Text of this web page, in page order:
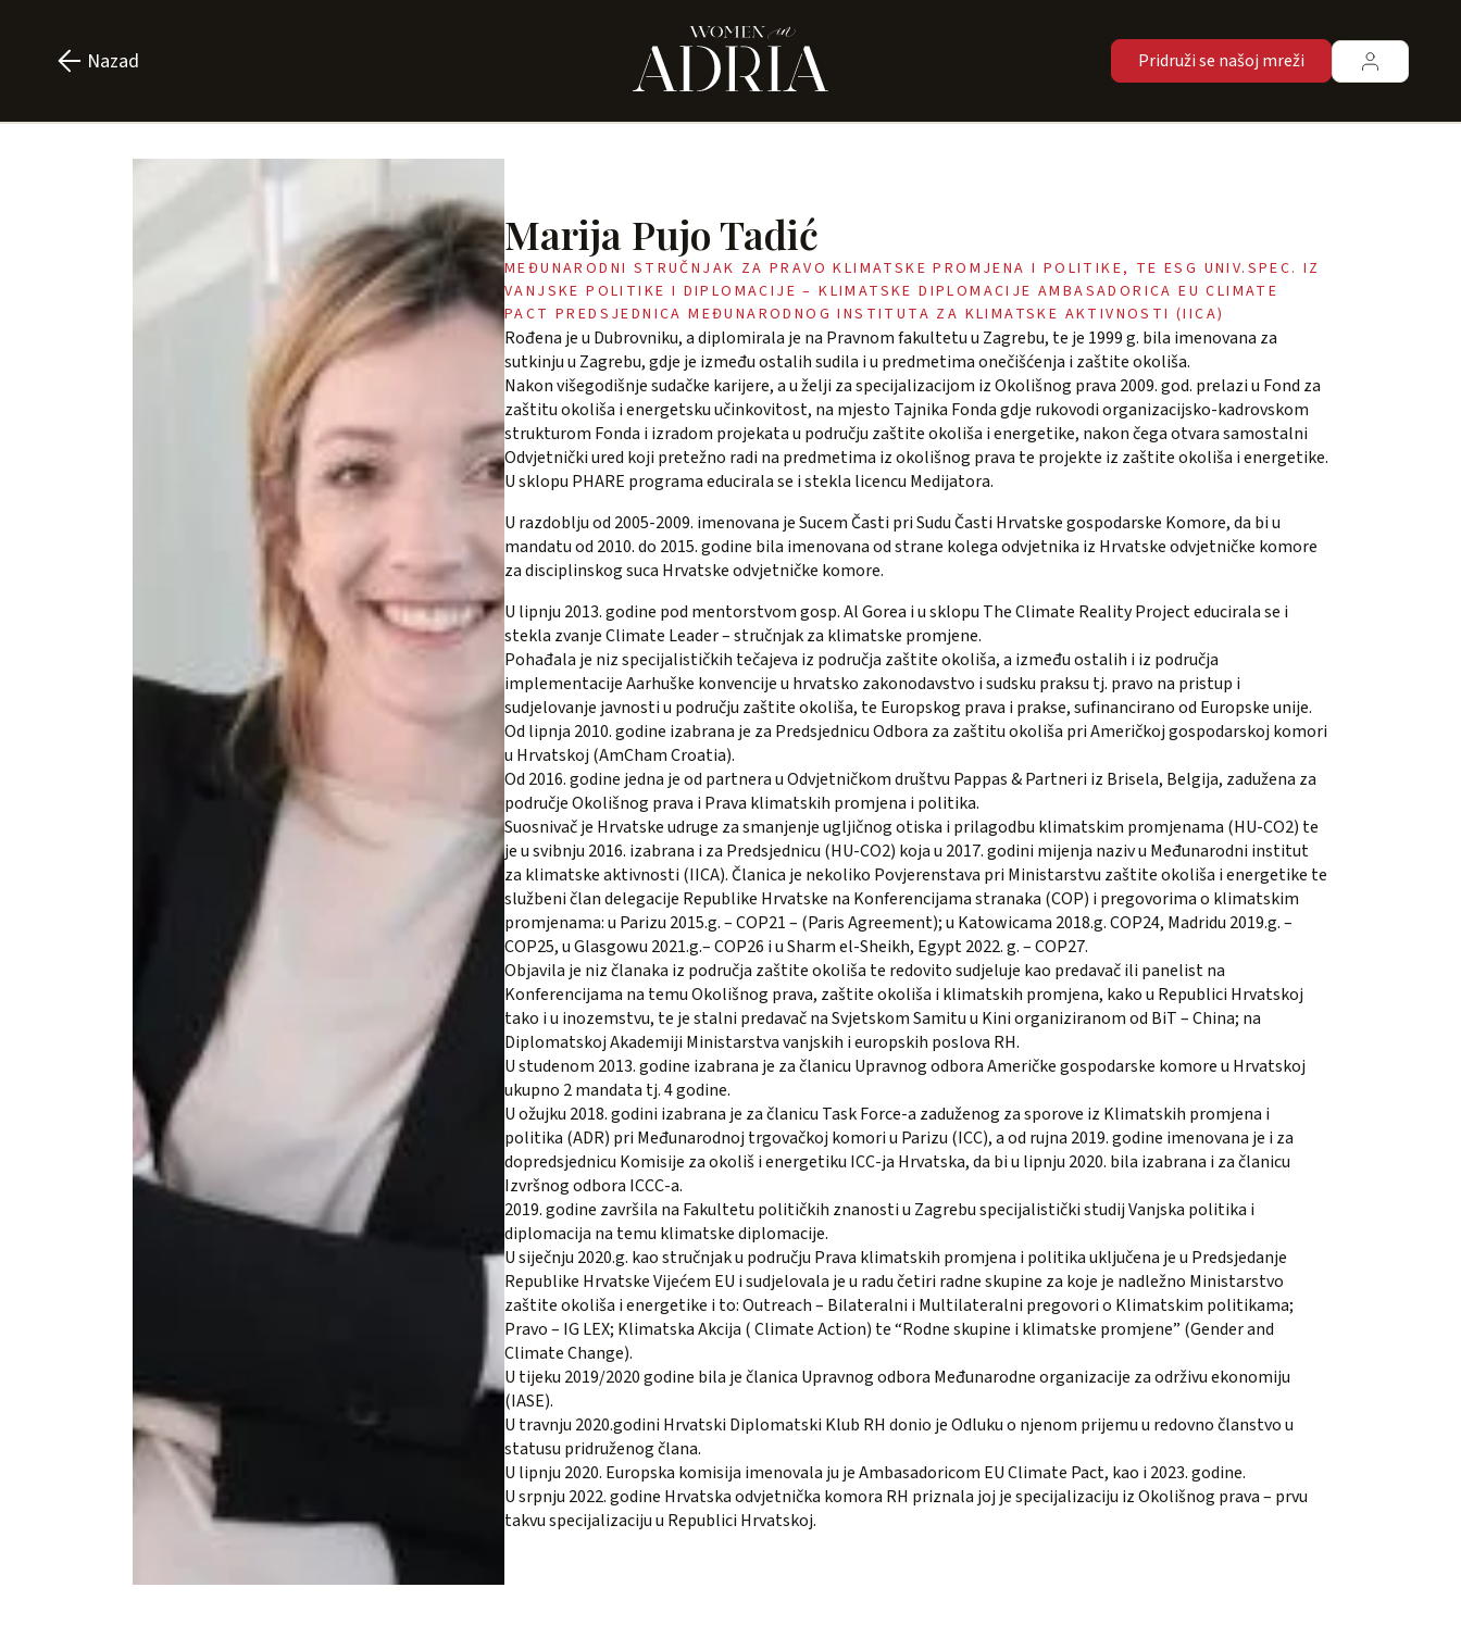
Nazad Pridruži se našoj mreži
Marija Pujo Tadić
MEĐUNARODNI STRUČNJAK ZA PRAVO KLIMATSKE PROMJENA I POLITIKE, TE ESG UNIV.SPEC. IZ
VANJSKE POLITIKE I DIPLOMACIJE – KLIMATSKE DIPLOMACIJE AMBASADORICA EU CLIMATE
PACT PREDSJEDNICA MEĐUNARODNOG INSTITUTA ZA KLIMATSKE AKTIVNOSTI (IICA)
Rođena je u Dubrovniku, a diplomirala je na Pravnom fakultetu u Zagrebu, te je 1999 g. bila imenovana za
sutkinju u Zagrebu, gdje je između ostalih sudila i u predmetima onečišćenja i zaštite okoliša.
Nakon višegodišnje sudačke karijere, a u želji za specijalizacijom iz Okolišnog prava 2009. god. prelazi u Fond za
zaštitu okoliša i energetsku učinkovitost, na mjesto Tajnika Fonda gdje rukovodi organizacijsko-kadrovskom
strukturom Fonda i izradom projekata u području zaštite okoliša i energetike, nakon čega otvara samostalni
Odvjetnički ured koji pretežno radi na predmetima iz okolišnog prava te projekte iz zaštite okoliša i energetike.
U sklopu PHARE programa educirala se i stekla licencu Medijatora.
U razdoblju od 2005-2009. imenovana je Sucem Časti pri Sudu Časti Hrvatske gospodarske Komore, da bi u
mandatu od 2010. do 2015. godine bila imenovana od strane kolega odvjetnika iz Hrvatske odvjetničke komore
za disciplinskog suca Hrvatske odvjetničke komore.
U lipnju 2013. godine pod mentorstvom gosp. Al Gorea i u sklopu The Climate Reality Project educirala se i
stekla zvanje Climate Leader – stručnjak za klimatske promjene.
Pohađala je niz specijalističkih tečajeva iz područja zaštite okoliša, a između ostalih i iz područja
implementacije Aarhuške konvencije u hrvatsko zakonodavstvo i sudsku praksu tj. pravo na pristup i
sudjelovanje javnosti u području zaštite okoliša, te Europskog prava i prakse, sufinancirano od Europske unije.
Od lipnja 2010. godine izabrana je za Predsjednicu Odbora za zaštitu okoliša pri Američkoj gospodarskoj komori
u Hrvatskoj (AmCham Croatia).
Od 2016. godine jedna je od partnera u Odvjetničkom društvu Pappas & Partneri iz Brisela, Belgija, zadužena za
područje Okolišnog prava i Prava klimatskih promjena i politika.
Suosnivač je Hrvatske udruge za smanjenje ugljičnog otiska i prilagodbu klimatskim promjenama (HU-CO2) te
je u svibnju 2016. izabrana i za Predsjednicu (HU-CO2) koja u 2017. godini mijenja naziv u Međunarodni institut
za klimatske aktivnosti (IICA). Članica je nekoliko Povjerenstava pri Ministarstvu zaštite okoliša i energetike te
službeni član delegacije Republike Hrvatske na Konferencijama stranaka (COP) i pregovorima o klimatskim
promjenama: u Parizu 2015.g. – COP21 – (Paris Agreement); u Katowicama 2018.g. COP24, Madridu 2019.g. –
COP25, u Glasgowu 2021.g.– COP26 i u Sharm el-Sheikh, Egypt 2022. g. – COP27.
Objavila je niz članaka iz područja zaštite okoliša te redovito sudjeluje kao predavač ili panelist na
Konferencijama na temu Okolišnog prava, zaštite okoliša i klimatskih promjena, kako u Republici Hrvatskoj
tako i u inozemstvu, te je stalni predavač na Svjetskom Samitu u Kini organiziranom od BiT – China; na
Diplomatskoj Akademiji Ministarstva vanjskih i europskih poslova RH.
U studenom 2013. godine izabrana je za članicu Upravnog odbora Američke gospodarske komore u Hrvatskoj
ukupno 2 mandata tj. 4 godine.
U ožujku 2018. godini izabrana je za članicu Task Force-a zaduženog za sporove iz Klimatskih promjena i
politika (ADR) pri Međunarodnoj trgovačkoj komori u Parizu (ICC), a od rujna 2019. godine imenovana je i za
dopredsjednicu Komisije za okoliš i energetiku ICC-ja Hrvatska, da bi u lipnju 2020. bila izabrana i za članicu
Izvršnog odbora ICCC-a.
2019. godine završila na Fakultetu političkih znanosti u Zagrebu specijalistički studij Vanjska politika i
diplomacija na temu klimatske diplomacije.
U siječnju 2020.g. kao stručnjak u području Prava klimatskih promjena i politika uključena je u Predsjedanje
Republike Hrvatske Vijećem EU i sudjelovala je u radu četiri radne skupine za koje je nadležno Ministarstvo
zaštite okoliša i energetike i to: Outreach – Bilateralni i Multilateralni pregovori o Klimatskim politikama;
Pravo – IG LEX; Klimatska Akcija ( Climate Action) te “Rodne skupine i klimatske promjene” (Gender and
Climate Change).
U tijeku 2019/2020 godine bila je članica Upravnog odbora Međunarodne organizacije za održivu ekonomiju
(IASE).
U travnju 2020.godini Hrvatski Diplomatski Klub RH donio je Odluku o njenom prijemu u redovno članstvo u
statusu pridruženog člana.
U lipnju 2020. Europska komisija imenovala ju je Ambasadoricom EU Climate Pact, kao i 2023. godine.
U srpnju 2022. godine Hrvatska odvjetnička komora RH priznala joj je specijalizaciju iz Okolišnog prava – prvu
takvu specijalizaciju u Republici Hrvatskoj.